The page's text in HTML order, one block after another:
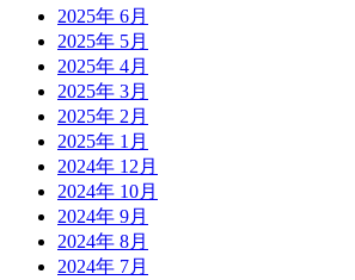
2025年 6月
2025年 5月
2025年 4月
2025年 3月
2025年 2月
2025年 1月
2024年 12月
2024年 10月
2024年 9月
2024年 8月
2024年 7月